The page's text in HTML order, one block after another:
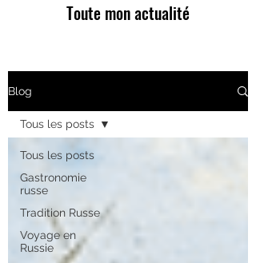
Toute mon actualité
Blog
Tous les posts
Gastronomie
russe
Tradition Russe
Voyage en
Russie
Tous les posts